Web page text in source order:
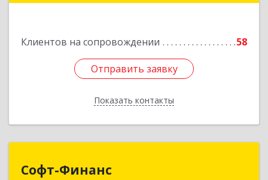
Клиентов на сопровождении 58
Отправить заявку
Показать контакты
Отправить заявку
Назад
Софт-Финанс